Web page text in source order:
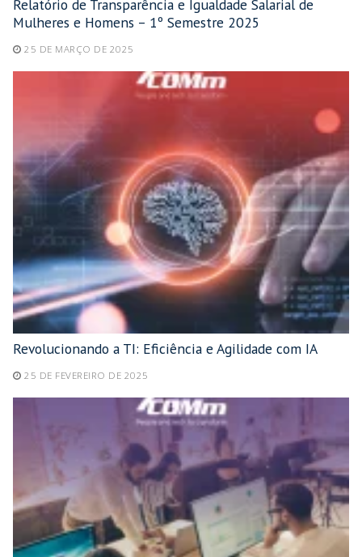
Relatório de Transparência e Igualdade Salarial de
Mulheres e Homens – 1º Semestre 2025
25 DE MARÇO DE 2025
Revolucionando a TI: Eficiência e Agilidade com IA
25 DE FEVEREIRO DE 2025